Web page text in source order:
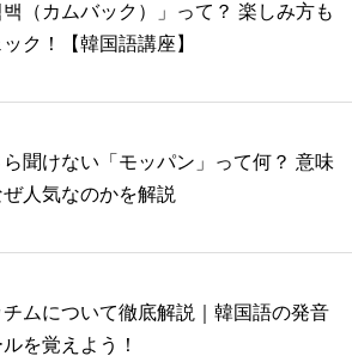
백（カムバック）」って？ 楽しみ方も
ク！【韓国語講座】
聞けない「モッパン」って何？ 意味
人気なのかを解説
ムについて徹底解説｜韓国語の発音
を覚えよう！